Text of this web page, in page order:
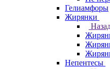
Гелиамфоры
Жирянки
Непентесы